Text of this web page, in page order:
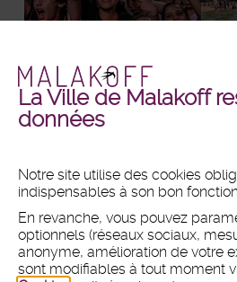
La Ville de Malakoff
données
Notre site utilise des cookies
indispensables à son bon
En revanche, vous pouvez
optionnels (réseaux sociaux,
anonyme, amélioration de votre
sont modifiables à tout moment
Malakoff
en
+ DE PHOTOS
MAIRIE
Hôtel de ville
1 place du 11 Novembre 1918
CS 80031 - 92240 Malakoff